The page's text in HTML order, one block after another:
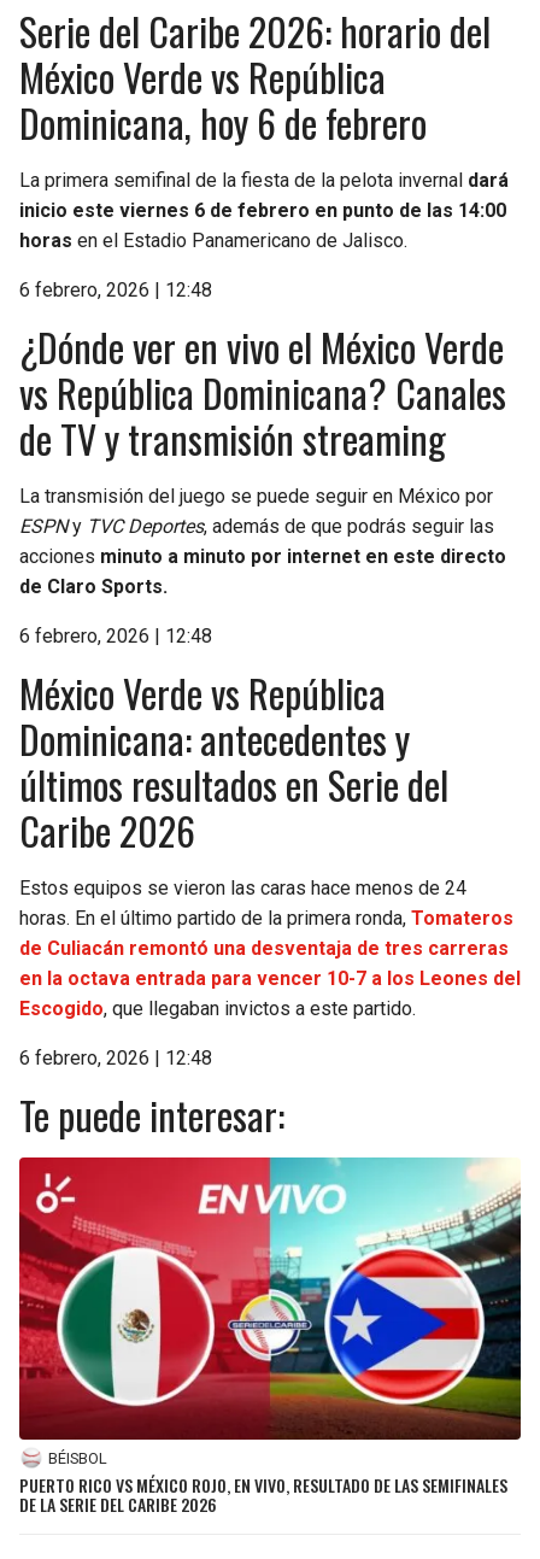
Serie del Caribe 2026: horario del
México Verde vs República
Dominicana, hoy 6 de febrero
La primera semifinal de la fiesta de la pelota invernal dará
inicio este viernes 6 de febrero en punto de las 14:00
horas en el Estadio Panamericano de Jalisco.
6 febrero, 2026 | 12:48
¿Dónde ver en vivo el México Verde
vs República Dominicana? Canales
de TV y transmisión streaming
La transmisión del juego se puede seguir en México por
ESPNy TVC Deportes, además de que podrás seguir las
acciones minuto a minuto por internet en este directo
de Claro Sports.
6 febrero, 2026 | 12:48
México Verde vs República
Dominicana: antecedentes y
últimos resultados en Serie del
Caribe 2026
Estos equipos se vieron las caras hace menos de 24
horas. En el último partido de la primera ronda, Tomateros
de Culiacán remontó una desventaja de tres carreras
en la octava entrada para vencer 10-7 a los Leones del
Escogido, que llegaban invictos a este partido.
6 febrero, 2026 | 12:48
Te puede interesar:
BÉISBOL
PUERTO RICO VS MÉXICO ROJO, EN VIVO, RESULTADO DE LAS SEMIFINALES
DE LA SERIE DEL CARIBE 2026